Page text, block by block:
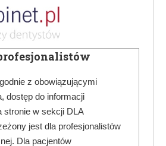
zgody na:
danych i
zapoznania się z
o przetwarzaniu danych;
maili (zgoda
danych osobowych
z obowiązującymi
dostęp do informacji
stronie w sekcji DLA
jest dla profesjonalistów
Dla pacjentów